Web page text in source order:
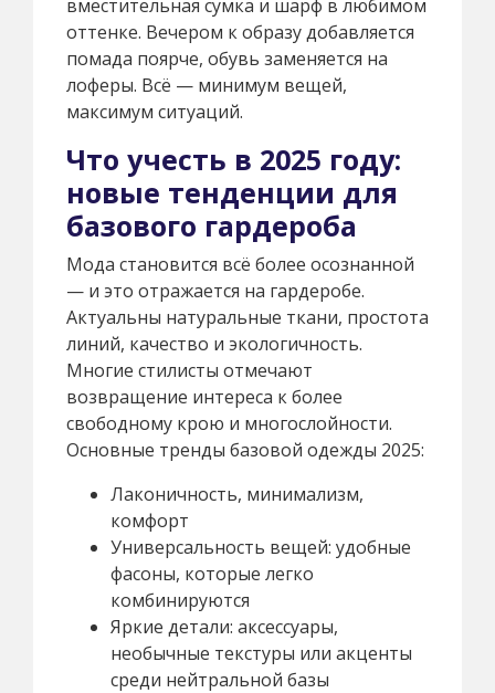
вместительная сумка и шарф в любимом
оттенке. Вечером к образу добавляется
помада поярче, обувь заменяется на
лоферы. Всё — минимум вещей,
максимум ситуаций.
Что учесть в 2025 году:
новые тенденции для
базового гардероба
Мода становится всё более осознанной
— и это отражается на гардеробе.
Актуальны натуральные ткани, простота
линий, качество и экологичность.
Многие стилисты отмечают
возвращение интереса к более
свободному крою и многослойности.
Основные тренды базовой одежды 2025:
Лаконичность, минимализм,
комфорт
Универсальность вещей: удобные
фасоны, которые легко
комбинируются
Яркие детали: аксессуары,
необычные текстуры или акценты
среди нейтральной базы